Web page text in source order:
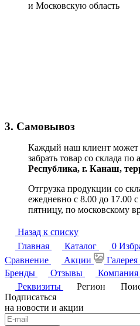
и Московскую область
3. Самовывоз
Каждый наш клиент может
забрать товар со склада по
Республика, г. Канаш,
Отгрузка продукции со
ежедневно с 8.00 до 17.00
пятницу, по московскому
Назад к списку
Главная
Каталог 0
Сравнение
Акции Галерея
Бренды
Отзывы Компания
Реквизиты
Регион
Подписаться
на новости и акции